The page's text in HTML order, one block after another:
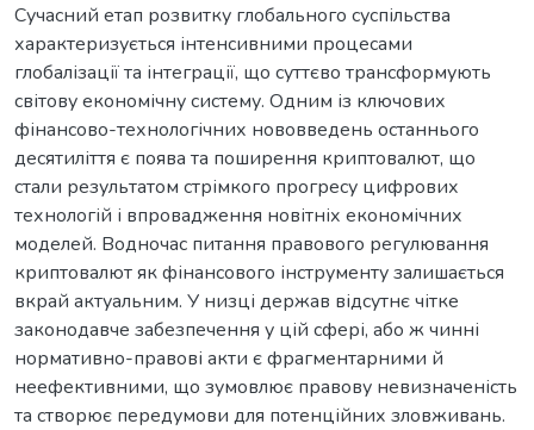
Сучасний етап розвитку глобального суспільства
характеризується інтенсивними процесами
глобалізації та інтеграції, що суттєво трансформують
світову економічну систему. Одним із ключових
фінансово-технологічних нововведень останнього
десятиліття є поява та поширення криптовалют, що
стали результатом стрімкого прогресу цифрових
технологій і впровадження новітніх економічних
моделей. Водночас питання правового регулювання
криптовалют як фінансового інструменту залишається
вкрай актуальним. У низці держав відсутнє чітке
законодавче забезпечення у цій сфері, або ж чинні
нормативно-правові акти є фрагментарними й
неефективними, що зумовлює правову невизначеність
та створює передумови для потенційних зловживань.